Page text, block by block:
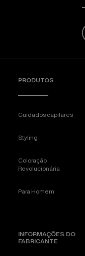
PRODUTOS
Cuidados capilares
Styling
Coloração
Revolucionária
Para Homem
INFORMAÇÕES DO
FABRICANTE